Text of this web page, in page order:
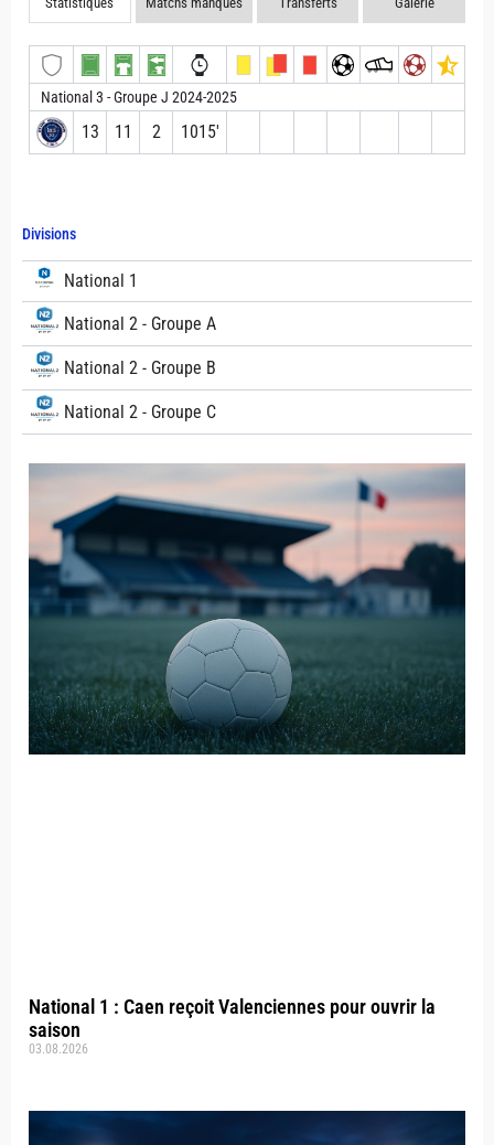
Divisions
National 1
National 2 - Groupe A
National 2 - Groupe B
National 2 - Groupe C
National 1 : Caen reçoit Valenciennes pour ouvrir la
saison
03.08.2026
National 3 - Groupe J 2024-2025
13 11 2 1015′